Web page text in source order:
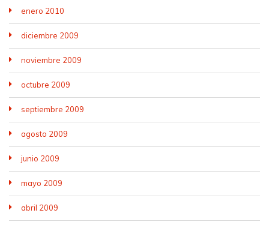
enero 2010
diciembre 2009
noviembre 2009
octubre 2009
septiembre 2009
agosto 2009
junio 2009
mayo 2009
abril 2009